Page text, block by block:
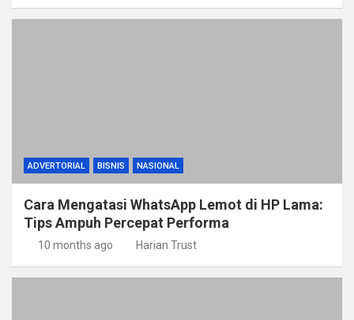
ADVERTORIAL BISNIS NASIONAL
Cara Mengatasi WhatsApp Lemot di HP Lama:
Tips Ampuh Percepat Performa
10 months ago Harian Trust